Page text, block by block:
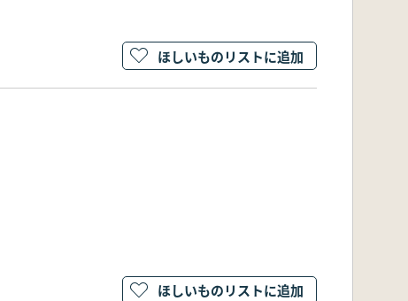
ほしいものリストに追加
ほしいものリストに追加